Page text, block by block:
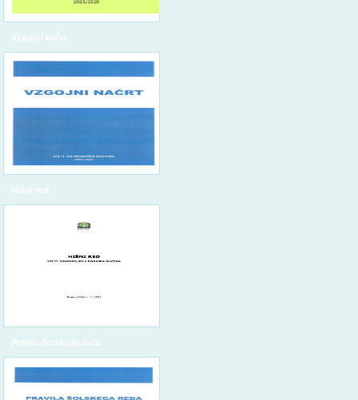
Vzgojni načrt
Hišni red
Pravila šolskega reda